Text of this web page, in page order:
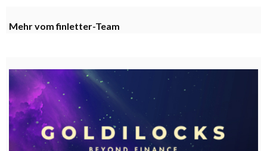
Mehr vom finletter-Team